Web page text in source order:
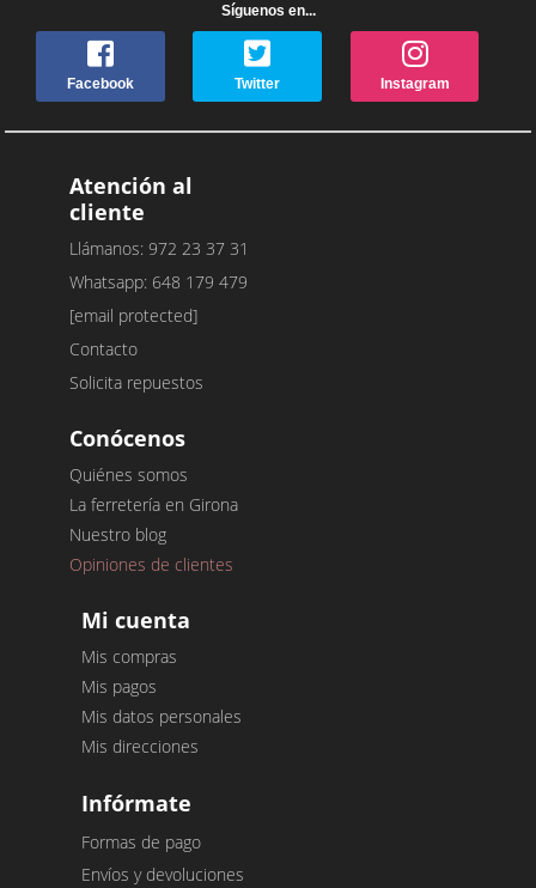
Síguenos en...
Facebook Twitter Instagram
Atención al
cliente
Llámanos: 972 23 37 31
Whatsapp: 648 179 479
[email protected]
Contacto
Solicita repuestos
Conócenos
Quiénes somos
La ferretería en Girona
Nuestro blog
Opiniones de clientes
Mi cuenta
Mis compras
Mis pagos
Mis datos personales
Mis direcciones
Infórmate
Formas de pago
Envíos y devoluciones